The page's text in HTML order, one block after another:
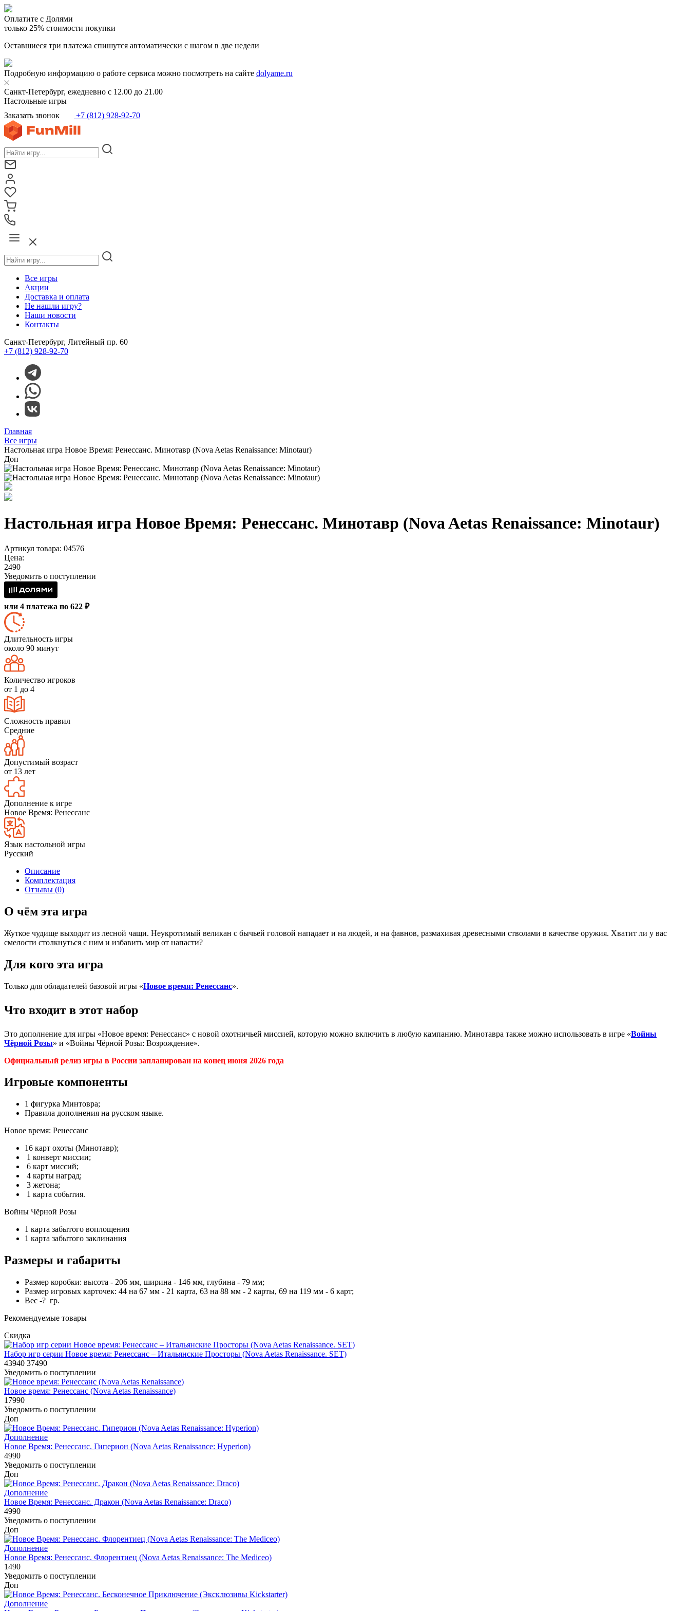
Оплатите с Долями
только 25% стоимости покупки
Оставшиеся три платежа спишутся автоматически с шагом в две недели
Подробную информацию о работе сервиса можно посмотреть на сайте dolyame.ru
Санкт-Петербург, ежедневно с 12.00 до 21.00
Настольные игры
Заказать звонок
+7 (812) 928-92-70
Все игры
Акции
Доставка и оплата
Не нашли игру?
Наши новости
Контакты
Санкт-Петербург, Литейный пр. 60
+7 (812) 928-92-70
Главная
Все игры
Настольная игра Новое Время: Ренессанс. Минотавр (Nova Aetas Renaissance: Minotaur)
Доп
Настольная игра Новое Время: Ренессанс. Минотавр (Nova Aetas Renaissance: Minotaur)
Артикул товара: 04576
Цена:
2490
Уведомить о поступлении
или 4 платежа по 622 ₽
Длительность игры
около 90 минут
Количество игроков
от 1 до 4
Сложность правил
Средние
Допустимый возраст
от 13 лет
Дополнение к игре
Новое Время: Ренессанс
Язык настольной игры
Русский
Описание
Комплектация
Отзывы (0)
О чём эта игра
Жуткое чудище выходит из лесной чащи. Неукротимый великан с бычьей головой нападает и на людей, и на фавнов, размахивая древесными стволами в качестве оружия. Хватит ли у вас
смелости столкнуться с ним и избавить мир от напасти?
Для кого эта игра
Только для обладателей базовой игры «Новое время: Ренессанс».
Что входит в этот набор
Это дополнение для игры «Новое время: Ренессанс» с новой охотничьей миссией, которую можно включить в любую кампанию. Минотавра также можно использовать в игре «Войны
Чёрной Розы» и «Войны Чёрной Розы: Возрождение».
Официальный релиз игры в России запланирован на конец июня 2026 года
Игровые компоненты
1 фигурка Минтовра;
Правила дополнения на русском языке.
Новое время: Ренессанс
16 карт охоты (Минотавр);
1 конверт миссии;
6 карт миссий;
4 карты наград;
3 жетона;
1 карта события.
Войны Чёрной Розы
1 карта забытого воплощения
1 карта забытого заклинания
Размеры и габариты
Размер коробки: высота - 206 мм, ширина - 146 мм, глубина - 79 мм;
Размер игровых карточек: 44 на 67 мм - 21 карта, 63 на 88 мм - 2 карты, 69 на 119 мм - 6 карт;
Вес -? гр.
Рекомендуемые товары
Скидка
Набор игр серии Новое время: Ренессанс – Итальянские Просторы (Nova Aetas Renaissance. SET)
43940 37490
Уведомить о поступлении
Новое время: Ренессанс (Nova Aetas Renaissance)
17990
Уведомить о поступлении
Доп
Дополнение
Новое Время: Ренессанс. Гиперион (Nova Aetas Renaissance: Hyperion)
4990
Уведомить о поступлении
Доп
Дополнение
Новое Время: Ренессанс. Дракон (Nova Aetas Renaissance: Draco)
4990
Уведомить о поступлении
Доп
Дополнение
Новое Время: Ренессанс. Флорентиец (Nova Aetas Renaissance: The Mediceo)
1490
Уведомить о поступлении
Доп
Дополнение